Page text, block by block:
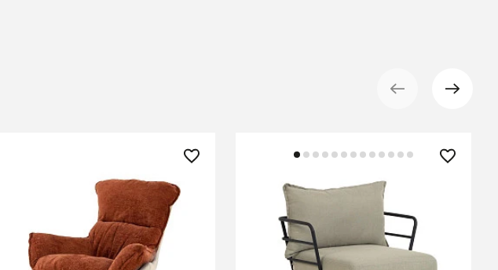
Кресло HALMAR LOBSTER корица/
84 990 ₽
Кресло Mareluz из черной стали